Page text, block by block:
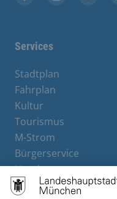
Services
Stadtplan
Fahrplan
Kultur
Tourismus
M-Strom
Bürgerservice
Hotels